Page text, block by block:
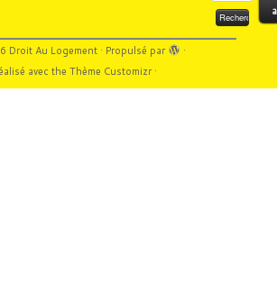
Droit Au Logement· Propulsé par
·
avec theThème Customizr·